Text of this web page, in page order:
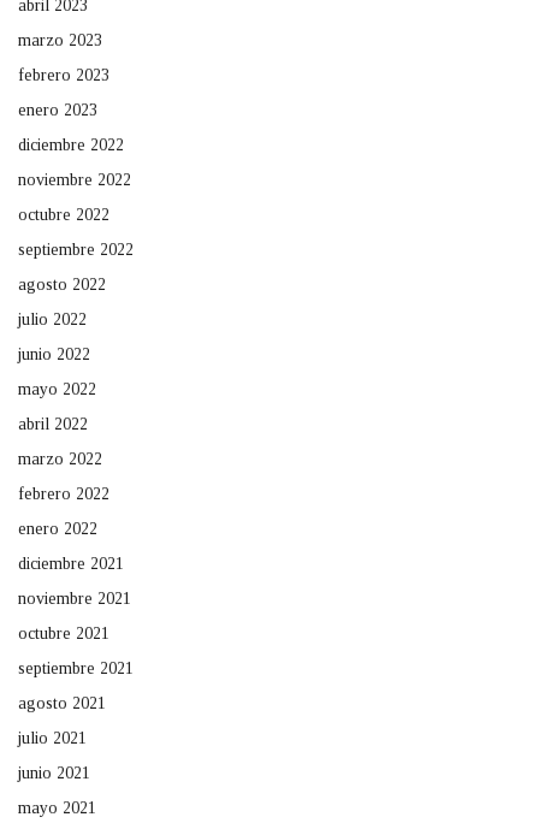
abril 2023
marzo 2023
febrero 2023
enero 2023
diciembre 2022
noviembre 2022
octubre 2022
septiembre 2022
agosto 2022
julio 2022
junio 2022
mayo 2022
abril 2022
marzo 2022
febrero 2022
enero 2022
diciembre 2021
noviembre 2021
octubre 2021
septiembre 2021
agosto 2021
julio 2021
junio 2021
mayo 2021